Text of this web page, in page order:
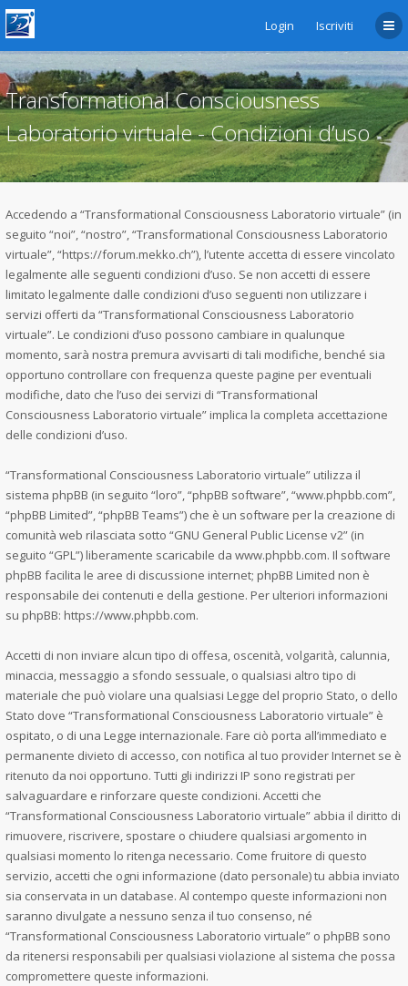
Login Iscriviti
Transformational Consciousness
Laboratorio virtuale - Condizioni d’uso
Accedendo a “Transformational Consciousness Laboratorio virtuale” (in
seguito “noi”, “nostro”, “Transformational Consciousness Laboratorio
virtuale”, “https://forum.mekko.ch”), l’utente accetta di essere vincolato
legalmente alle seguenti condizioni d’uso. Se non accetti di essere
limitato legalmente dalle condizioni d’uso seguenti non utilizzare i
servizi offerti da “Transformational Consciousness Laboratorio
virtuale”. Le condizioni d’uso possono cambiare in qualunque
momento, sarà nostra premura avvisarti di tali modifiche, benché sia
opportuno controllare con frequenza queste pagine per eventuali
modifiche, dato che l’uso dei servizi di “Transformational
Consciousness Laboratorio virtuale” implica la completa accettazione
delle condizioni d’uso.
“Transformational Consciousness Laboratorio virtuale” utilizza il
sistema phpBB (in seguito “loro”, “phpBB software”, “www.phpbb.com”,
“phpBB Limited”, “phpBB Teams”) che è un software per la creazione di
comunità web rilasciata sotto “GNU General Public License v2” (in
seguito “GPL”) liberamente scaricabile da www.phpbb.com. Il software
phpBB facilita le aree di discussione internet; phpBB Limited non è
responsabile dei contenuti e della gestione. Per ulteriori informazioni
su phpBB: https://www.phpbb.com.
Accetti di non inviare alcun tipo di offesa, oscenità, volgarità, calunnia,
minaccia, messaggio a sfondo sessuale, o qualsiasi altro tipo di
materiale che può violare una qualsiasi Legge del proprio Stato, o dello
Stato dove “Transformational Consciousness Laboratorio virtuale” è
ospitato, o di una Legge internazionale. Fare ciò porta all’immediato e
permanente divieto di accesso, con notifica al tuo provider Internet se è
ritenuto da noi opportuno. Tutti gli indirizzi IP sono registrati per
salvaguardare e rinforzare queste condizioni. Accetti che
“Transformational Consciousness Laboratorio virtuale” abbia il diritto di
rimuovere, riscrivere, spostare o chiudere qualsiasi argomento in
qualsiasi momento lo ritenga necessario. Come fruitore di questo
servizio, accetti che ogni informazione (dato personale) tu abbia inviato
sia conservata in un database. Al contempo queste informazioni non
saranno divulgate a nessuno senza il tuo consenso, né
“Transformational Consciousness Laboratorio virtuale” o phpBB sono
da ritenersi responsabili per qualsiasi violazione al sistema che possa
compromettere queste informazioni.